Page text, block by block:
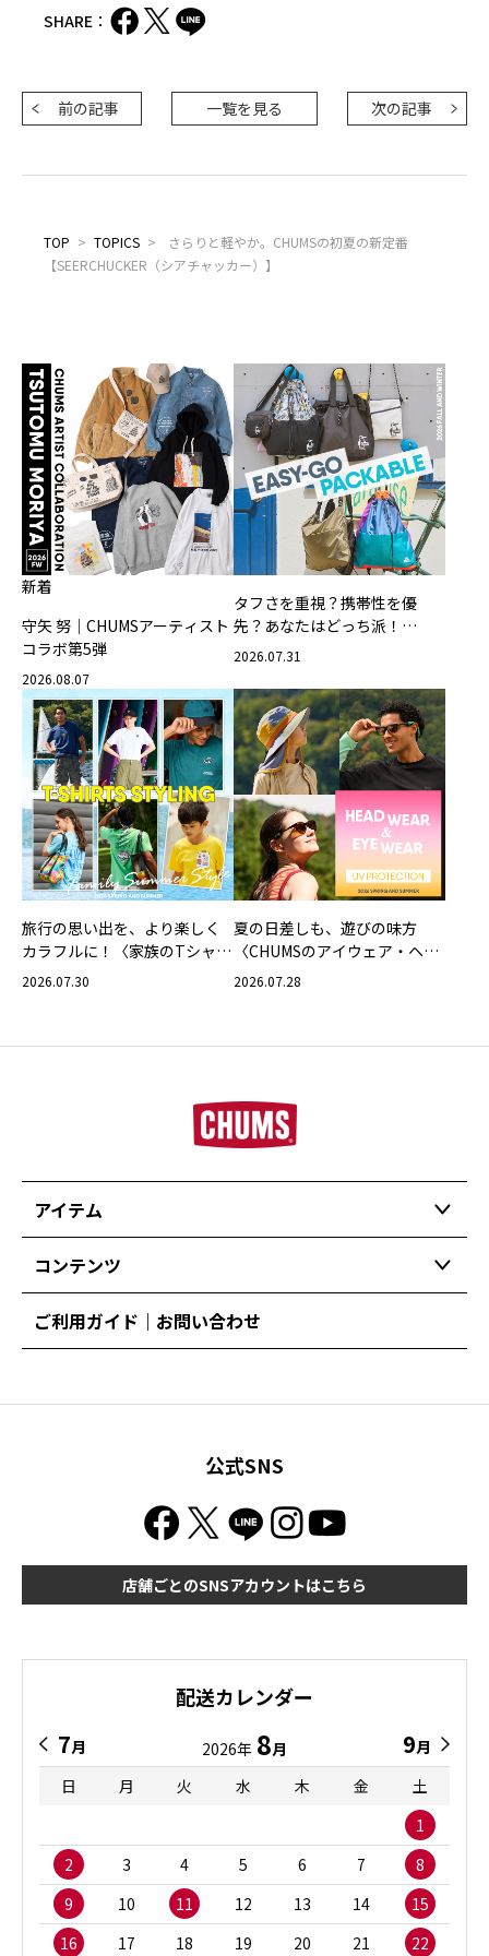
SHARE：
前の記事 一覧を見る 次の記事
TOP > TOPICS >
さらりと軽やか。CHUMSの初夏の新定番
【SEERCHUCKER（シアチャッカー）】
新着
守矢 努｜CHUMSアーティスト
コラボ第5弾
2026.08.07
タフさを重視？携帯性を優
先？あなたはどっち派！
CHUMSの軽量バッグ
2026.07.31
旅行の思い出を、より楽しく
カラフルに！〈家族のTシャツ
スタイリング特集〉
2026.07.30
夏の日差しも、遊びの味方
〈CHUMSのアイウェア・ヘッ
ドウェア〉
2026.07.28
アイテム
コンテンツ
ご利用ガイド｜お問い合わせ
公式SNS
店舗ごとのSNSアカウントはこちら
配送カレンダー
7月 2026年 8月 9月
日
月 火 水 木 金
土
1
2
3 4 5 6 7
8
9
10 11 12 13 14
15
16
17 18 19 20 21 22